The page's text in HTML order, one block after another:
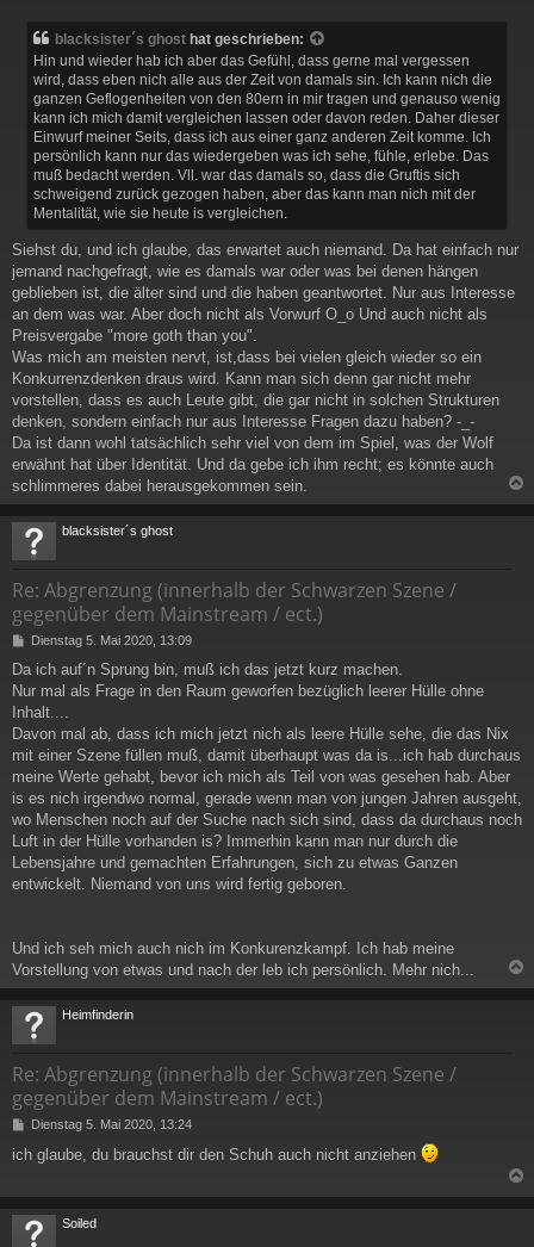
blacksister´s ghost hat geschrieben:
Hin und wieder hab ich aber das Gefühl, dass gerne mal vergessen
wird, dass eben nich alle aus der Zeit von damals sin. Ich kann nich die
ganzen Geflogenheiten von den 80ern in mir tragen und genauso wenig
kann ich mich damit vergleichen lassen oder davon reden. Daher dieser
Einwurf meiner Seits, dass ich aus einer ganz anderen Zeit komme. Ich
persönlich kann nur das wiedergeben was ich sehe, fühle, erlebe. Das
muß bedacht werden. Vll. war das damals so, dass die Gruftis sich
schweigend zurück gezogen haben, aber das kann man nich mit der
Mentalität, wie sie heute is vergleichen.
Siehst du, und ich glaube, das erwartet auch niemand. Da hat einfach nur
jemand nachgefragt, wie es damals war oder was bei denen hängen
geblieben ist, die älter sind und die haben geantwortet. Nur aus Interesse
an dem was war. Aber doch nicht als Vorwurf O_o Und auch nicht als
Preisvergabe "more goth than you".
Was mich am meisten nervt, ist,dass bei vielen gleich wieder so ein
Konkurrenzdenken draus wird. Kann man sich denn gar nicht mehr
vorstellen, dass es auch Leute gibt, die gar nicht in solchen Strukturen
denken, sondern einfach nur aus Interesse Fragen dazu haben? -_-
Da ist dann wohl tatsächlich sehr viel von dem im Spiel, was der Wolf
erwähnt hat über Identität. Und da gebe ich ihm recht; es könnte auch
schlimmeres dabei herausgekommen sein.
a
blacksister´s ghost
Re: Abgrenzung (innerhalb der Schwarzen Szene /
gegenüber dem Mainstream / ect.)
B
i
t
r
a
g
Dienstag 5. Mai 2020, 13:09
Da ich auf´n Sprung bin, muß ich das jetzt kurz machen.
Nur mal als Frage in den Raum geworfen bezüglich leerer Hülle ohne
Inhalt....
Davon mal ab, dass ich mich jetzt nich als leere Hülle sehe, die das Nix
mit einer Szene füllen muß, damit überhaupt was da is...ich hab durchaus
meine Werte gehabt, bevor ich mich als Teil von was gesehen hab. Aber
is es nich irgendwo normal, gerade wenn man von jungen Jahren ausgeht,
wo Menschen noch auf der Suche nach sich sind, dass da durchaus noch
Luft in der Hülle vorhanden is? Immerhin kann man nur durch die
Lebensjahre und gemachten Erfahrungen, sich zu etwas Ganzen
entwickelt. Niemand von uns wird fertig geboren.
Und ich seh mich auch nich im Konkurenzkampf. Ich hab meine
Vorstellung von etwas und nach der leb ich persönlich. Mehr nich...
a
Heimfinderin
Re: Abgrenzung (innerhalb der Schwarzen Szene /
gegenüber dem Mainstream / ect.)
B
i
r
a
g
Dienstag 5. Mai 2020, 13:24
ich glaube, du brauchst dir den Schuh auch nicht anziehen
a
Soiled